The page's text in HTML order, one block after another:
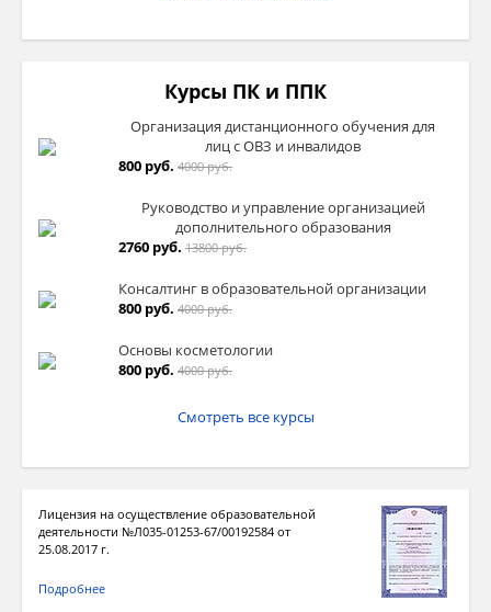
Курсы ПК и ППК
Организация дистанционного обучения для
лиц с ОВЗ и инвалидов
800 руб. 4000 руб.
Руководство и управление организацией
дополнительного образования
2760 руб. 13800 руб.
Консалтинг в образовательной организации
800 руб. 4000 руб.
Основы косметологии
800 руб. 4000 руб.
Смотреть все курсы
Лицензия на осуществление образовательной
деятельности №Л035-01253-67/00192584 от
25.08.2017 г.
Подробнее